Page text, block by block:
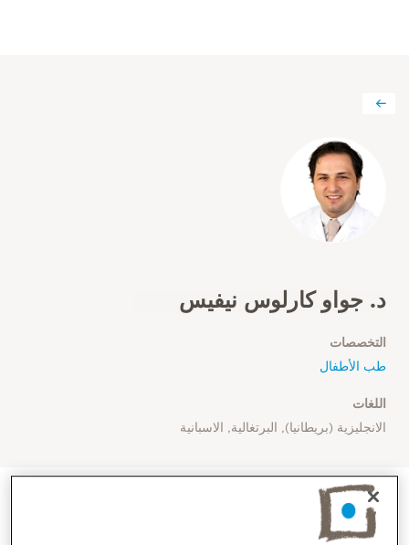
د. جواو كارلوس نيفيس
التخصصات
طب الأطفال
اللغات
الانجليزية (بريطانيا), البرتغالية, الاسبانية